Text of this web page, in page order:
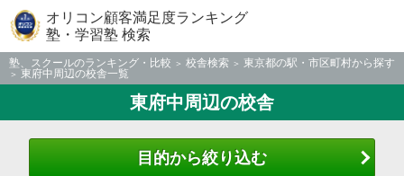
オリコン顧客満足度ランキング
塾・学習塾 検索
塾、スクールのランキング・比較 校舎検索
東京都の駅・市区町村から探す
東府中周辺の校舎一覧
東府中周辺の校舎
目的から絞り込む